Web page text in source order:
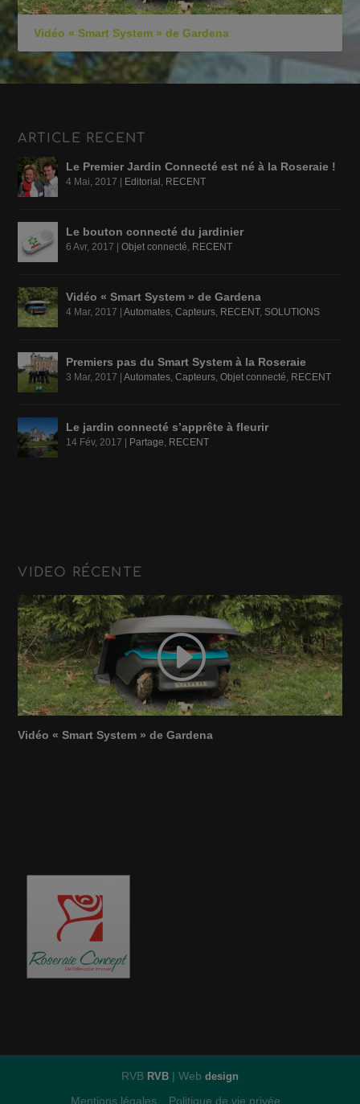
Vidéo « Smart System » de Gardena
ARTICLE RECENT
Le Premier Jardin Connecté est né à la Roseraie !
4 Mai, 2017 Editorial , RECENT
Le bouton connecté du jardinier
6 Avr, 2017 |Objet connecté, RECENT
Vidéo « Smart System » de Gardena
4 Mar, 2017 |Automates,Capteurs, RECENT, SOLUTIONS
Premiers pas du Smart System à la Roseraie
3 Mar, 2017 |Automates,Capteurs,Objet connecté, RECENT
Le jardin connecté s’apprête à fleurir
14 Fév, 2017 Partage, RECENT
VIDEO RÉCENTE
Vidéo « Smart System » de Gardena
RVB RVB | Web design
Mentions légales Politique de vie privée